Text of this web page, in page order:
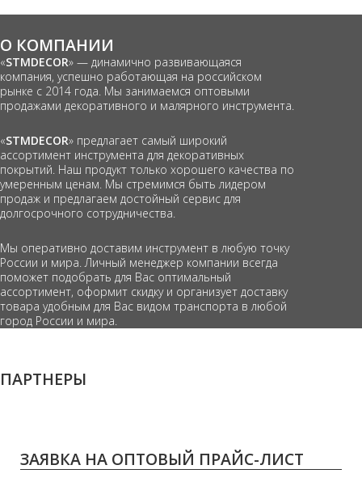
О КОМПАНИИ
«STMDECOR» — динамично развивающаяся
компания, успешно работающая на российском
рынке с 2014 года. Мы занимаемся оптовыми
продажами декоративного и малярного инструмента.
«STMDECOR» предлагает самый широкий
ассортимент инструмента для декоративных
покрытий. Наш продукт только хорошего качества по
умеренным ценам. Мы стремимся быть лидером
продаж и предлагаем достойный сервис для
долгосрочного сотрудничества.
Мы оперативно доставим инструмент в любую точку
России и мира. Личный менеджер компании всегда
поможет подобрать для Вас оптимальный
ассортимент, оформит скидку и организует доставку
товара удобным для Вас видом транспорта в любой
город России и мира.
ПАРТНЕРЫ
ЗАЯВКА НА ОПТОВЫЙ ПРАЙС-ЛИСТ